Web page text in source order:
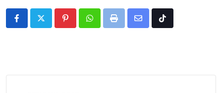
PinterestWhatsappPrint
Share
Tiktok